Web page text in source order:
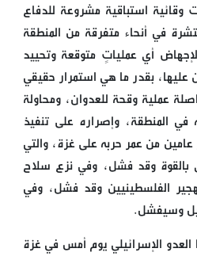
وقائية استباقية مشروعة للدفاع
في أنحاء متفرقة من المنطقة
أي عملياتٍ متوقعة وتحييد
عليها، بقدر ما هي استمرار حقيقي
عملية وقحة للعدوان، ومحاولة
المنطقة، وإصراره على تنفيذ
من عمر حربه على غزة، والتي
بالقوة وقد فشل، وفي نزع سلاح
الفلسطينيين وقد فشل، وفي
وسيفشل.
العدو الإسرائيلي يوم أمس في غزة